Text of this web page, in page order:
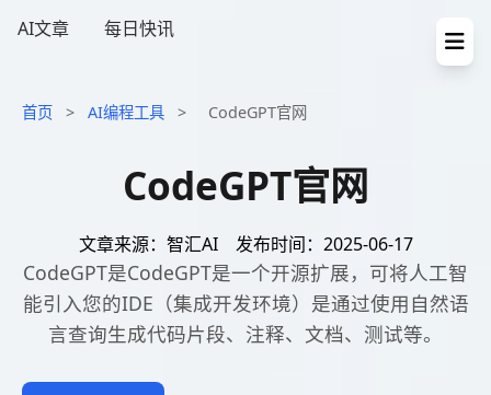
AI文章 每日快讯
首页 > AI编程工具 > CodeGPT官网
CodeGPT官网
文章来源：智汇AI 发布时间：2025-06-17
CodeGPT是CodeGPT是一个开源扩展，可将人工智
能引入您的IDE（集成开发环境）是通过使用自然语
言查询生成代码片段、注释、文档、测试等。